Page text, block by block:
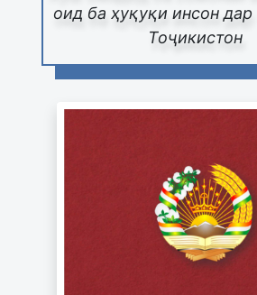
оид ба ҳуқуқи инсон
Тоҷикистон